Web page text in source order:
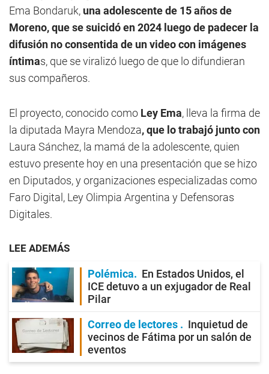
Ema Bondaruk, una adolescente de 15 años de
Moreno, que se suicidó en 2024 luego de padecer la
difusión no consentida de un video con imágenes
íntimas, que se viralizó luego de que lo difundieran
sus compañeros.
El proyecto, conocido como Ley Ema, lleva la firma de
la diputada Mayra Mendoza, que lo trabajó junto con
Laura Sánchez, la mamá de la adolescente, quien
estuvo presente hoy en una presentación que se hizo
en Diputados, y organizaciones especializadas como
Faro Digital, Ley Olimpia Argentina y Defensoras
Digitales.
LEE ADEMÁS
Polémica
En Estados Unidos, el
ICE detuvo a un exjugador de Real
Pilar
Correo de lectores
Inquietud de
vecinos de Fátima por un salón de
eventos